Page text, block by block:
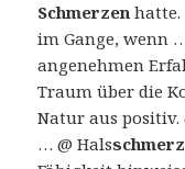
Schmerzen hatte.
im Gange, wenn
angenehmen
Traum über die
Natur aus
… @ Hals